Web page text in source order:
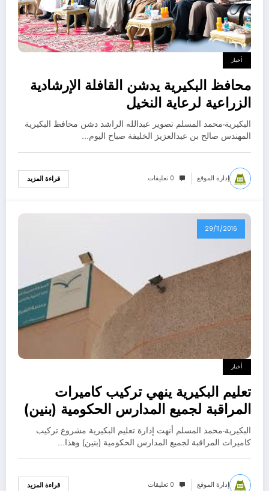
أخبار
محافظ البكيرية يدشن القافلة الإرشادية
الزراعية لرعاية النخيل
البكيرية-محمد المسلم تصوير عبدالله الراشد دشن محافظ البكيرية
المهندس صالح بن عبدالعزيز الخليفة صباح اليوم…
إدارة الموقع 0 تعليقات قراءة المزيد
29/11/2016
أخبار
تعليم البكيرية ينهي تركيب كاميرات
المراقبة لجميع المدارس الحكومية (بنين)
البكيرية-محمد المسلم أنهت إدارة تعليم البكيرية مشروع تركيب
كاميرات المراقبة لجميع المدارس الحكومية (بنين) وهذا…
إدارة الموقع 0 تعليقات قراءة المزيد